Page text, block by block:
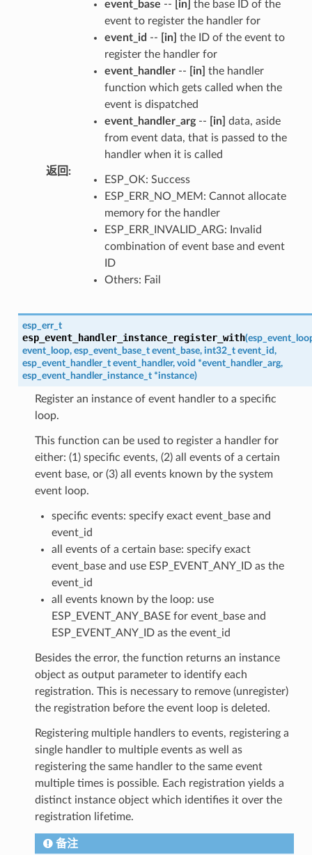
event_base -- [in] the base ID of the
event to register the handler for
event_id -- [in] the ID of the event to
register the handler for
event_handler-- [in] the handler
function which gets called when the
event is dispatched
event_handler_arg-- [in] data, aside
from event data, that is passed to the
handler when it is called
返回 :
ESP_OK: Success
ESP_ERR_NO_MEM: Cannot allocate
memory for the handler
ESP_ERR_INVALID_ARG: Invalid
combination of event base and event
ID
Others: Fail
esp_err_t
esp_event_handler_instance_register_with(
event_loop, esp_event_base_t event_base, int32_t event_id,
esp_event_handler_t event_handler, void *event_handler_arg,
esp_event_handler_instance_t *instance)
Register an instance of event handler to a specific
loop.
This function can be used to register a handler for
either: (1) specific events, (2) all events of a certain
event base, or (3) all events known by the system
event loop.
specific events: specify exact event_base and
event_id
all events of a certain base: specify exact
event_base and use ESP_EVENT_ANY_ID as the
event_id
all events known by the loop: use
ESP_EVENT_ANY_BASE for event_base and
ESP_EVENT_ANY_ID as the event_id
Besides the error, the function returns an instance
object as output parameter to identify each
registration. This is necessary to remove (unregister)
the registration before the event loop is deleted.
Registering multiple handlers to events, registering a
single handler to multiple events as well as
registering the same handler to the same event
multiple times is possible. Each registration yields a
distinct instance object which identifies it over the
registration lifetime.
备注